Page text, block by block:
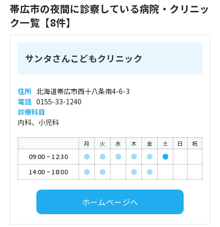
帯広市の夜間に診察している病院・クリニッ
ク一覧【8件】
サンタさんこどもクリニック
住所 北海道帯広市西十八条南4-6-3
電話 0155-33-1240
診療科目
内科、小児科
月 火 水 木 金 土 日 祝
09:00 ~12:30 ● ● ● ● ●
●
14:00 ~18:00 ● ● ● ●
ホームページへ